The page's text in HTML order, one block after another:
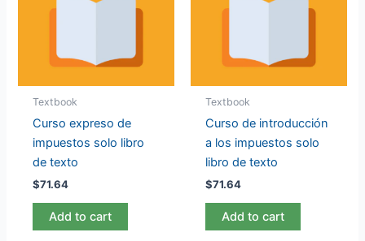
Textbook
Curso expreso de
impuestos solo libro
de texto
$71.64
Add to cart
Textbook
Curso de introducción
a los impuestos solo
libro de texto
$71.64
Add to cart